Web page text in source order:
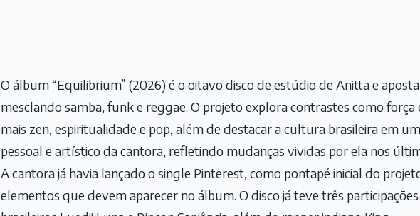
O álbum “Equilibrium” (2026) é o oitavo disco de estúdio de Anitta e
mesclando samba, funk e reggae. O projeto explora contrastes como
mais zen, espiritualidade e pop, além de destacar a cultura brasileira em
pessoal e artístico da cantora, refletindo mudanças vividas por ela nos
A cantora já havia lançado o single Pinterest, como pontapé inicial do
elementos que devem aparecer no álbum. O disco já teve três participações